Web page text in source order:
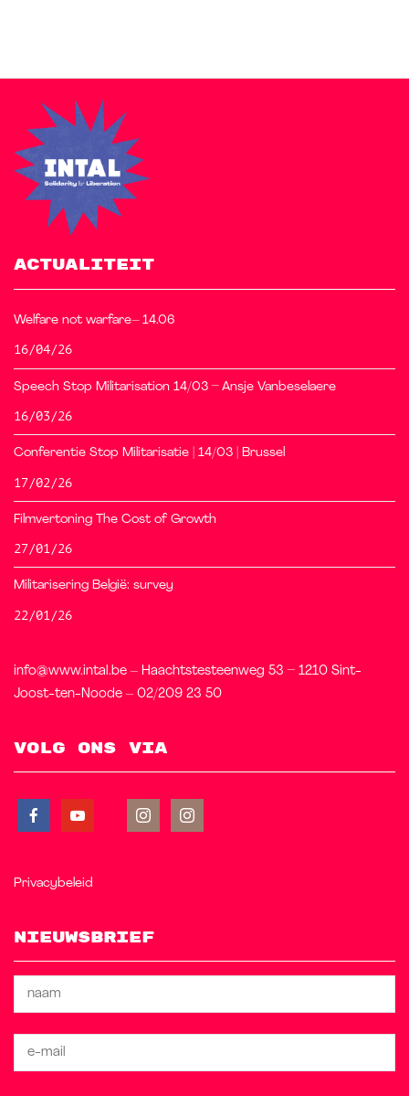
ACTUALITEIT
Welfare not warfare– 14.06
16/04/26
Speech Stop Militarisation 14/03 – Ansje Vanbeselaere
16/03/26
Conferentie Stop Militarisatie | 14/03 | Brussel
17/02/26
Filmvertoning The Cost of Growth
27/01/26
Militarisering België: survey
22/01/26
info@www.intal.be – Haachtstesteenweg 53 – 1210 Sint-
Joost-ten-Noode – 02/209 23 50
Volg ons via
Privacybeleid
Nieuwsbrief